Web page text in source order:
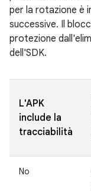
per la rotazione è
successive. Il
protezione
dell'SDK.
L'APK
include la
tracciabilità
No